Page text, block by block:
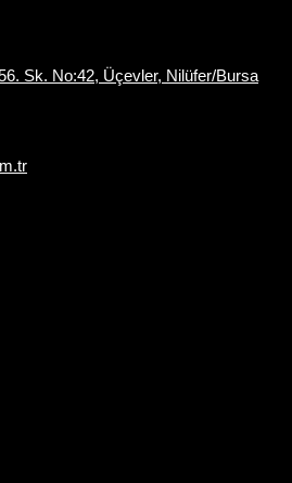
Sk. No:42, Üçevler, Nilüfer/Bursa